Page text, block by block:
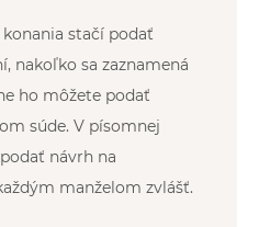
stačí podať
nakoľko sa zaznamená
ho môžete podať
súde. V písomnej
návrh na
manželom zvlášť.